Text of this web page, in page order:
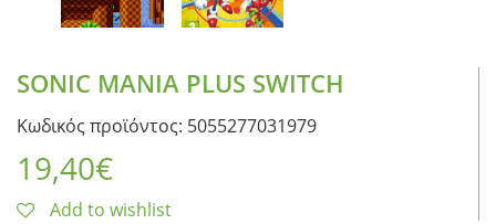
SONIC MANIA PLUS SWITCH
Κωδικός προϊόντος: 5055277031979
19,40€
Add to wishlist